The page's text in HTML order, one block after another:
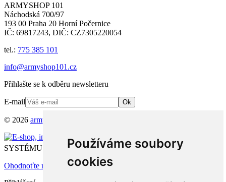
Používáme soubory
cookies
ARMYSHOP 101
Náchodská 700/97
193 00 Praha 20 Horní Počernice
IČ: 69817243, DIČ: CZ7305220054
tel.: 775 385 101
info@armyshop101.cz
Přihlašte se k odběru newsletteru
E-mail Ok
© 2026 armyshop101.cz
Provozováno na
SYSTÉMU
4SHOP®
Ohodnoťte nás na Firmy.cz